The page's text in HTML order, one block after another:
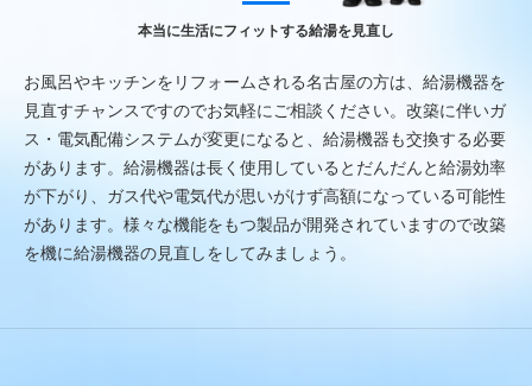
本当に生活にフィットする給湯を見直し
お風呂やキッチンをリフォームされる名古屋の方は、給湯機器を
見直すチャンスですのでお気軽にご相談ください。改築に伴いガ
ス・電気配備システムが変更になると、給湯機器も交換する必要
があります。給湯機器は長く使用しているとだんだんと給湯効率
が下がり、ガス代や電気代が思いがけず高額になっている可能性
があります。様々な機能をもつ製品が開発されていますので改築
を機に給湯機器の見直しをしてみましょう。